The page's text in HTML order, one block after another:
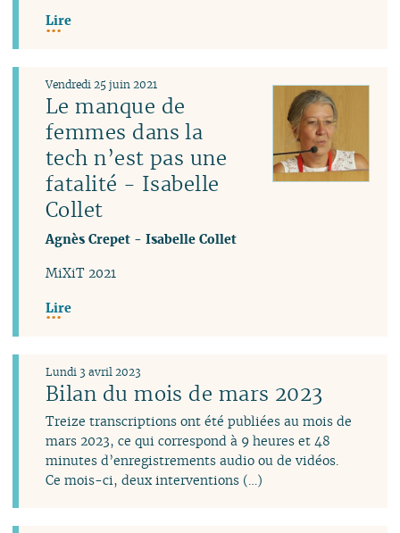
Lire
Le manque de
femmes dans la
tech n’est pas une
fatalité - Isabelle
Collet
Vendredi 25 juin 2021
Agnès Crepet -Isabelle Collet
MiXiT 2021
Lire
Bilan du mois de mars 2023
Lundi 3 avril 2023
Treize transcriptions ont été publiées au mois de
mars 2023, ce qui correspond à 9 heures et 48
minutes d’enregistrements audio ou de vidéos.
Ce mois-ci, deux interventions (…)